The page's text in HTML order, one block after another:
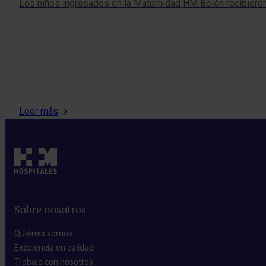
Los niños ingresados en la Maternidad HM Belén
Leer más
Sobre nosotros
Quiénes somos​
Excelencia en calidad​
Trabaja con nosotros​